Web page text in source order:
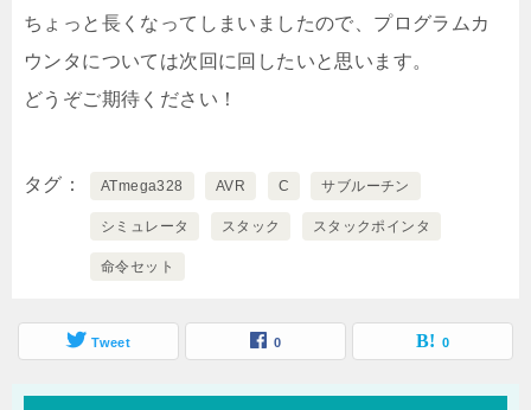
ちょっと長くなってしまいましたので、プログラムカ
ウンタについては次回に回したいと思います。
どうぞご期待ください！
タグ ATmega328 AVR C サブルーチン
シミュレータ スタック スタックポインタ
命令セット
Tweet 0 0